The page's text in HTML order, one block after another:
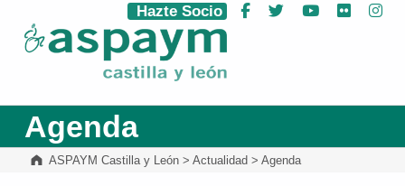
ASPAYM Castilla y León
Hazte Socio Facebook
Twitter YouTube
Flickr
Agenda
ASPAYM Castilla y León> Actualidad > Agenda